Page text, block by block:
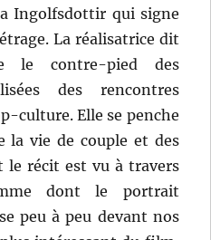
Ingolfsdottir qui signe
La réalisatrice dit
le contre-pied des
des rencontres
culture. Elle se penche
la vie de couple et des
le récit est vu à travers
dont le portrait
peu à peu devant nos